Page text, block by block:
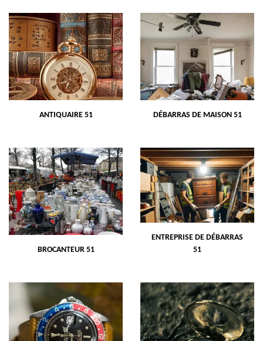
ANTIQUAIRE 51 DÉBARRAS DE MAISON 51
BROCANTEUR 51
ENTREPRISE DE DÉBARRAS
51